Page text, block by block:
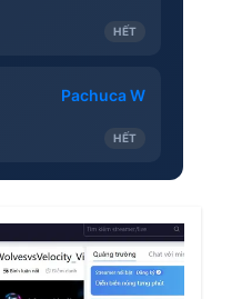
HẾT
Pachuca W
HẾT